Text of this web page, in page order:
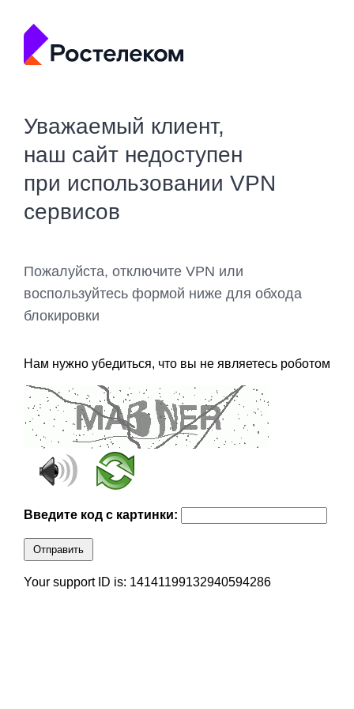
Уважаемый клиент,
наш сайт недоступен
при использовании VPN
сервисов
Пожалуйста, отключите VPN или
воспользуйтесь формой ниже для обхода
блокировки
Нам нужно убедиться, что вы не являетесь роботом
Введите код с картинки:
Отправить
Your support ID is: 14141199132940594286